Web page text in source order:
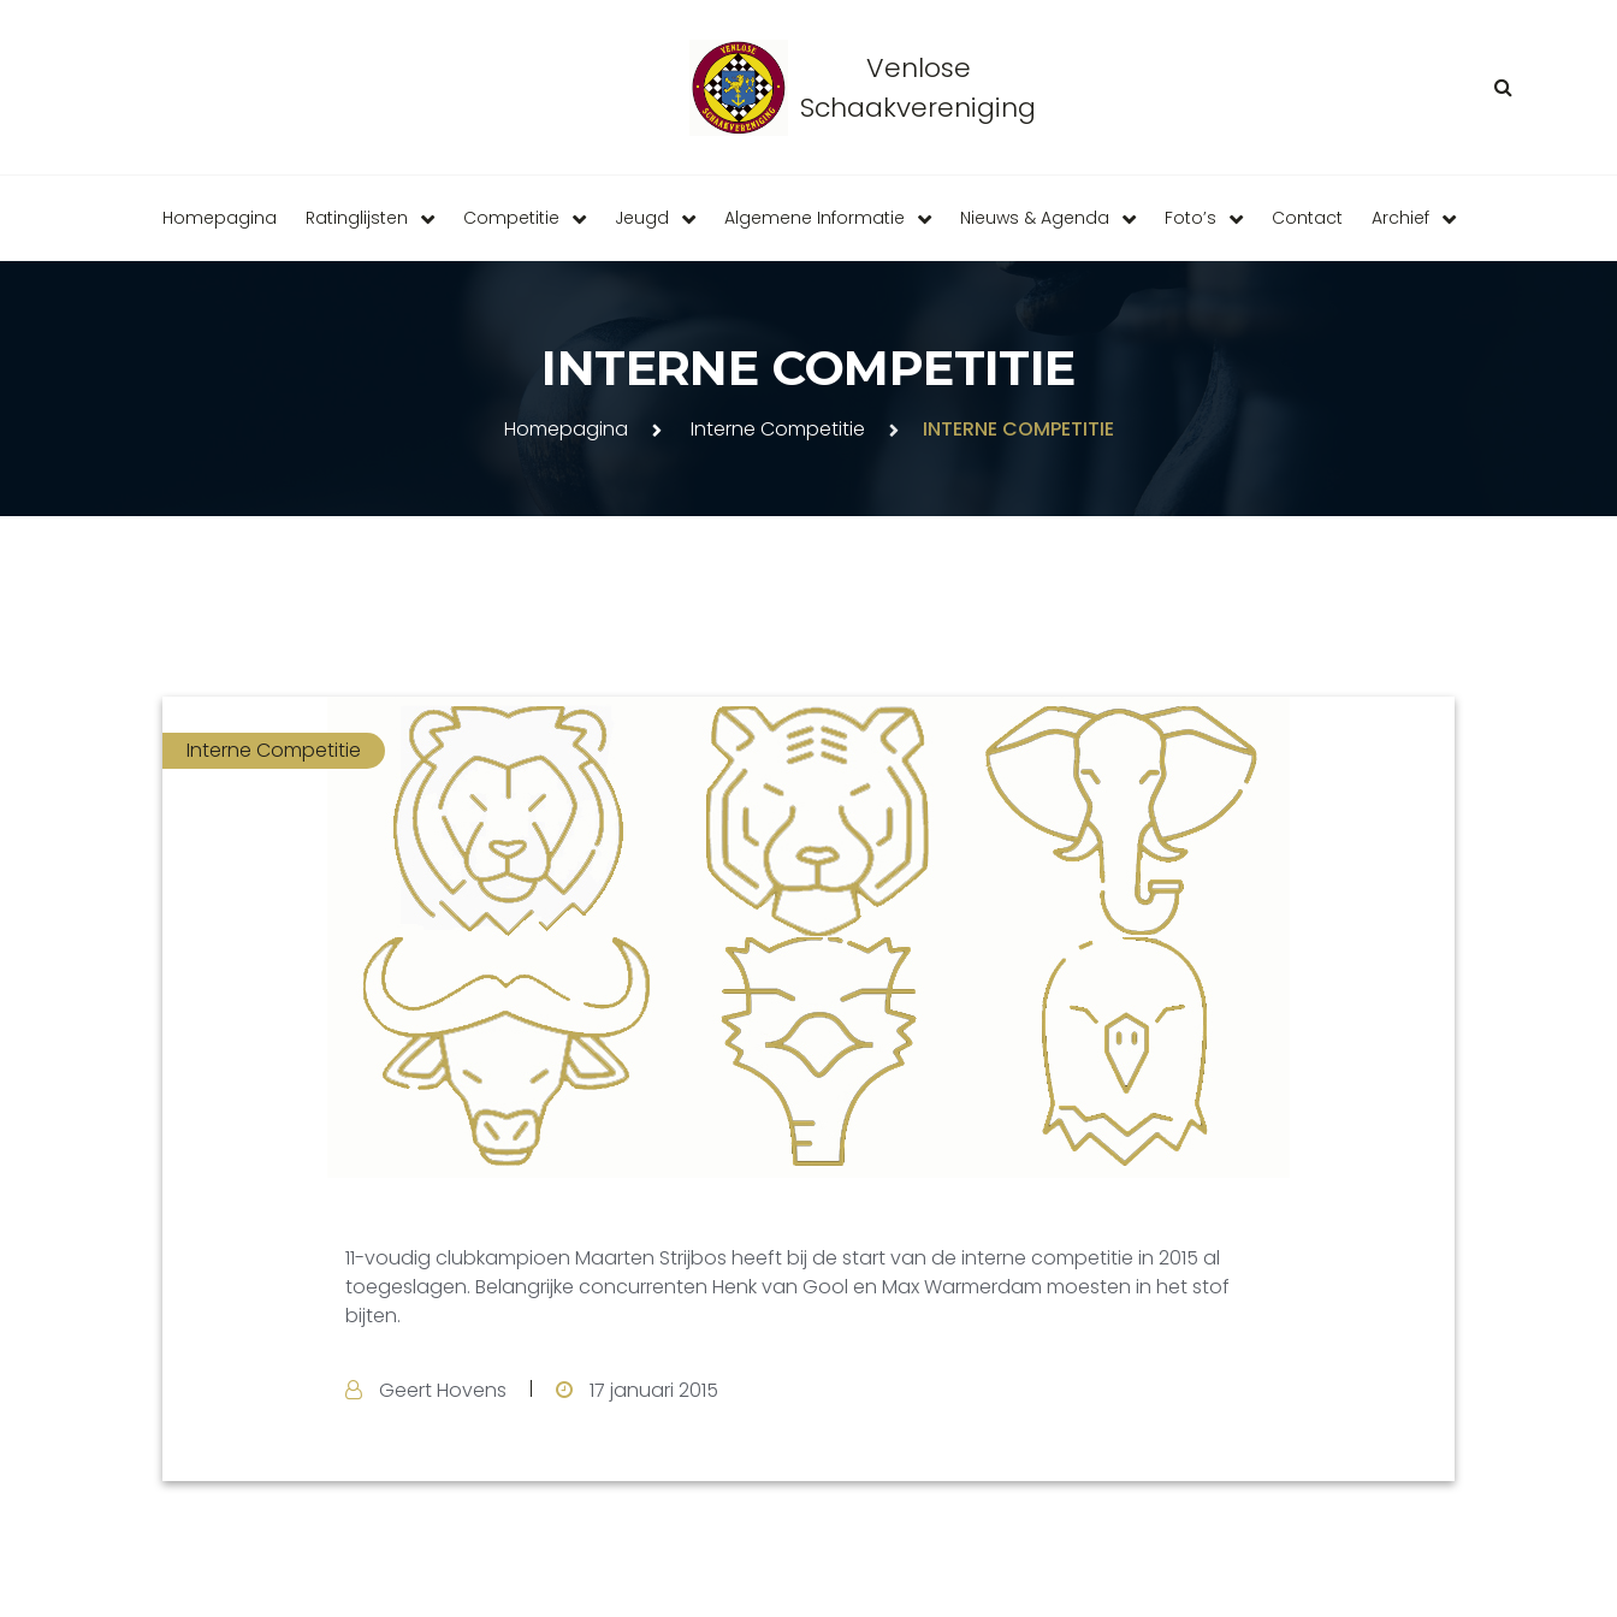
Venlose
Schaakvereniging
Homepagina Ratinglijsten Competitie Jeugd Algemene Informatie Nieuws & Agenda Foto’s Contact Archief
INTERNE COMPETITIE
Homepagina Interne Competitie INTERNE COMPETITIE
Interne Competitie
11-voudig clubkampioen Maarten Strijbos heeft bij de start van de interne competitie in 2015 al
toegeslagen. Belangrijke concurrenten Henk van Gool en Max Warmerdam moesten in het stof
bijten.
Geert Hovens 17 januari 2015